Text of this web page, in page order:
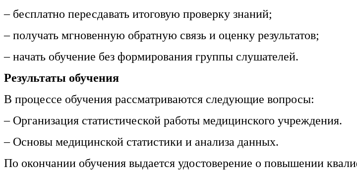
Средства массовой информации и
Ветеринария и зоотехника
Подготовка к периодической
аккредитации
– бесплатно пересдавать итоговую проверку знаний;
– получать мгновенную обратную связь и оценку результатов;
– начать обучение без формирования группы слушателей.
Результаты обучения
В процессе обучения рассматриваются следующие вопросы:
– Организация статистической работы медицинского учреждения.
– Основы медицинской статистики и анализа данных.
По окончании обучения выдается удостоверение о повышении